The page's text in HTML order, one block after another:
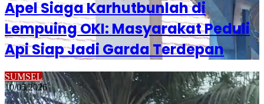
Apel Siaga Karhutbunlah di
Lempuing OKI: Masyarakat Peduli
Api Siap Jadi Garda Terdepan
SUMSEL
10/05/2026